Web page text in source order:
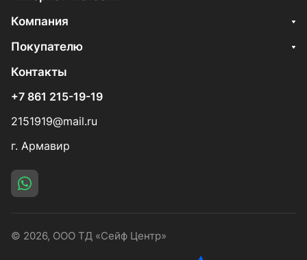
Компания
Покупателю
Контакты
+7 861 215-19-19
2151919@mail.ru
г. Армавир
© 2026, ООО ТД «Сейф Центр»